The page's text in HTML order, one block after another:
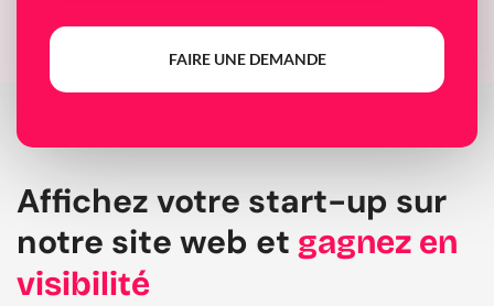
FAIRE UNE DEMANDE
Affichez votre start-up sur
notre site web et gagnez en
visibilité